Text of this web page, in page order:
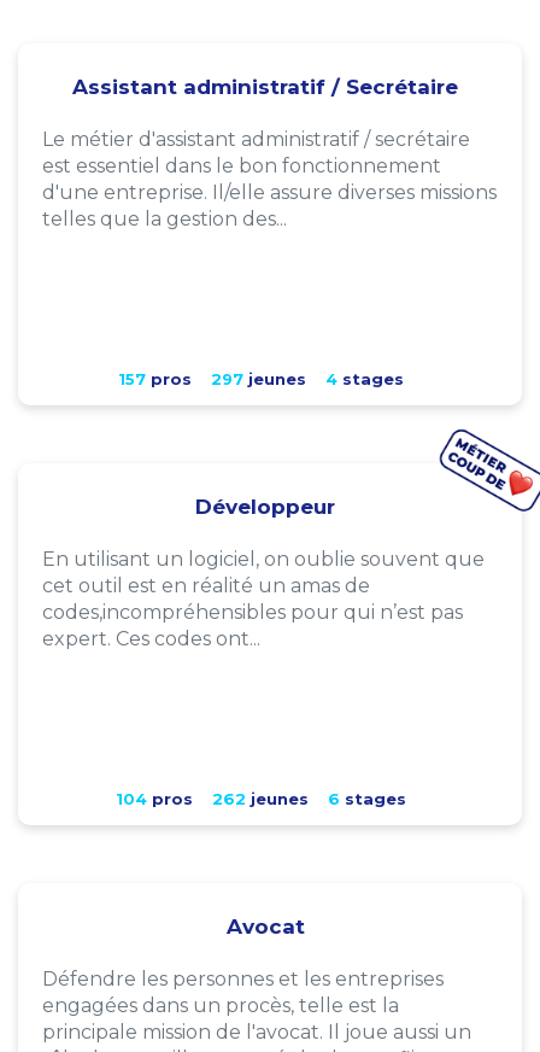
Assistant administratif / Secrétaire
Le métier d'assistant administratif / secrétaire
est essentiel dans le bon fonctionnement
d'une entreprise. Il/elle assure diverses missions
telles que la gestion des...
157pros 297jeunes 4stages
Développeur
En utilisant un logiciel, on oublie souvent que
cet outil est en réalité un amas de
codes,incompréhensibles pour qui n’est pas
expert. Ces codes ont...
104pros 262 jeunes 6 stages
Avocat
Défendre les personnes et les entreprises
engagées dans un procès, telle est la
principale mission de l'avocat. Il joue aussi un